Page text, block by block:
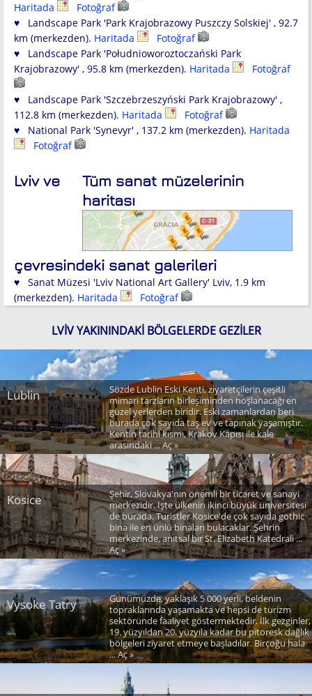
Haritada
Fotoğraf
♥ Landscape Park 'Park Krajobrazowy Puszczy Solskiej' , 92.7
km (merkezden). Haritada
Fotoğraf
♥ Landscape Park 'Południoworoztoczański Park
Krajobrazowy' , 95.8 km (merkezden). Haritada Fotoğraf
♥ Landscape Park 'Szczebrzeszyński Park Krajobrazowy' ,
112.8 km (merkezden). Haritada
Fotoğraf
♥ National Park 'Synevyr' , 137.2 km (merkezden). Haritada
Fotoğraf
Tüm sanat müzelerinin
haritası
Lviv ve
çevresindeki sanat galerileri
♥ Sanat Müzesi 'Lviv National Art Gallery' Lviv, 1.9 km
(merkezden). Haritada Fotoğraf
LVIV YAKININDAKI BÖLGELERDE GEZILER
Lublin
Sözde Lublin Eski Kenti, ziyaretçilerin çeşitli
mimari tarzların birleşiminden hoşlanacağı en
güzel yerlerden biridir. Eski zamanlardan beri
burada çok sayıda taş ev ve tapınak yaşamıştır.
Kentin tarihi kısmı, Krakov Kapısı ile kale
arasındaki ... Aç »
Kosice
Şehir, Slovakya'nın önemli bir ticaret ve sanayi
merkezidir. İşte ülkenin ikinci büyük üniversitesi
de burada. Turistler Kosice'de çok sayıda gothic
bina ile en ünlü binaları bulacaklar. Şehrin
merkezinde, anıtsal bir St. Elizabeth Katedrali ...
Aç »
Vysoke Tatry
Günümüzde, yaklaşık 5 000 yerli, beldenin
topraklarında yaşamakta ve hepsi de turizm
sektöründe faaliyet göstermektedir. İlk gezginler,
19. yüzyıldan 20. yüzyıla kadar bu pitoresk dağlık
bölgeleri ziyaret etmeye başladılar. Birçoğu hala
... Aç »